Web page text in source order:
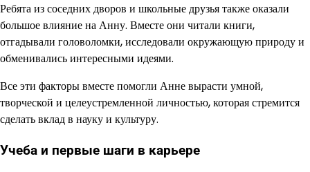
Ребята из соседних дворов и школьные друзья также оказали
большое влияние на Анну. Вместе они читали книги,
отгадывали головоломки, исследовали окружающую природу и
обменивались интересными идеями.
Все эти факторы вместе помогли Анне вырасти умной,
творческой и целеустремленной личностью, которая стремится
сделать вклад в науку и культуру.
Учеба и первые шаги в карьере